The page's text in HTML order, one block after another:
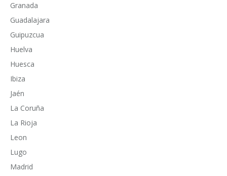
Granada
Guadalajara
Guipuzcua
Huelva
Huesca
Ibiza
Jaén
La Coruña
La Rioja
Leon
Lugo
Madrid